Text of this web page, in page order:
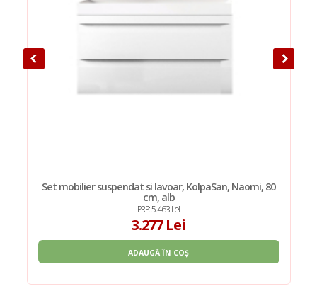
Set mobilier suspendat si lavoar, KolpaSan, Naomi, 80
cm, alb
PRP: 5.463 Lei
3.277 Lei
ADAUGĂ ÎN COȘ